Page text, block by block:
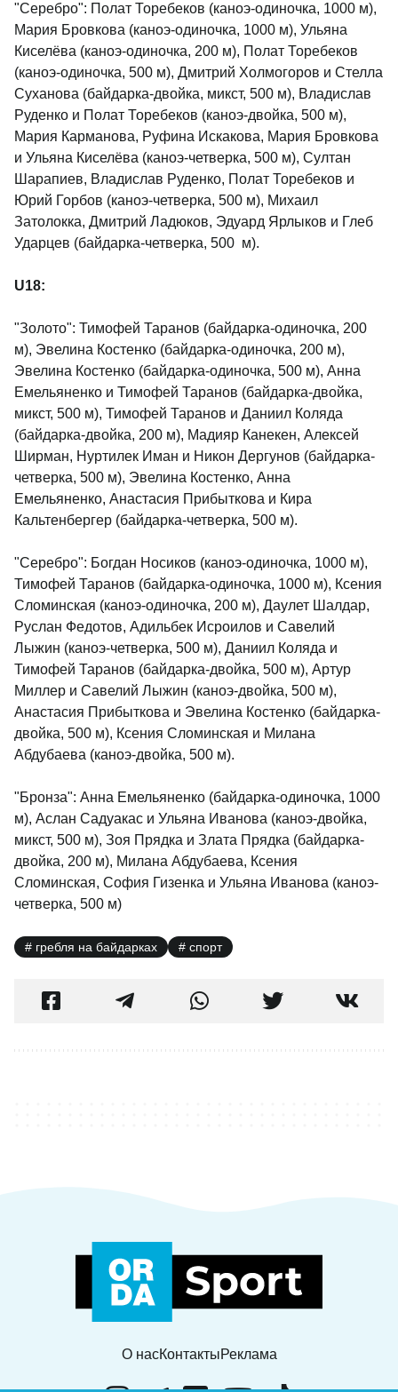
"Серебро": Полат Торебеков (каноэ-одиночка, 1000 м),
Мария Бровкова (каноэ-одиночка, 1000 м), Ульяна
Киселёва (каноэ-одиночка, 200 м), Полат Торебеков
(каноэ-одиночка, 500 м), Дмитрий Холмогоров и Стелла
Суханова (байдарка-двойка, микст, 500 м), Владислав
Руденко и Полат Торебеков (каноэ-двойка, 500 м),
Мария Карманова, Руфина Искакова, Мария Бровкова
и Ульяна Киселёва (каноэ-четверка, 500 м), Султан
Шарапиев, Владислав Руденко, Полат Торебеков и
Юрий Горбов (каноэ-четверка, 500 м), Михаил
Затолокка, Дмитрий Ладюков, Эдуард Ярлыков и Глеб
Ударцев (байдарка-четверка, 500 м).
U18:
"Золото": Тимофей Таранов (байдарка-одиночка, 200
м), Эвелина Костенко (байдарка-одиночка, 200 м),
Эвелина Костенко (байдарка-одиночка, 500 м), Анна
Емельяненко и Тимофей Таранов (байдарка-двойка,
микст, 500 м), Тимофей Таранов и Даниил Коляда
(байдарка-двойка, 200 м), Мадияр Канекен, Алексей
Ширман, Нуртилек Иман и Никон Дергунов (байдарка-
четверка, 500 м), Эвелина Костенко, Анна
Емельяненко, Анастасия Прибыткова и Кира
Кальтенбергер (байдарка-четверка, 500 м).
"Серебро": Богдан Носиков (каноэ-одиночка, 1000 м),
Тимофей Таранов (байдарка-одиночка, 1000 м), Ксения
Сломинская (каноэ-одиночка, 200 м), Даулет Шалдар,
Руслан Федотов, Адильбек Исроилов и Савелий
Лыжин (каноэ-четверка, 500 м), Даниил Коляда и
Тимофей Таранов (байдарка-двойка, 500 м), Артур
Миллер и Савелий Лыжин (каноэ-двойка, 500 м),
Анастасия Прибыткова и Эвелина Костенко (байдарка-
двойка, 500 м), Ксения Сломинская и Милана
Абдубаева (каноэ-двойка, 500 м).
"Бронза": Анна Емельяненко (байдарка-одиночка, 1000
м), Аслан Садуакас и Ульяна Иванова (каноэ-двойка,
микст, 500 м), Зоя Прядка и Злата Прядка (байдарка-
двойка, 200 м), Милана Абдубаева, Ксения
Сломинская, София Гизенка и Ульяна Иванова (каноэ-
четверка, 500 м)
гребля на байдарках спорт
О насКонтактыРеклама